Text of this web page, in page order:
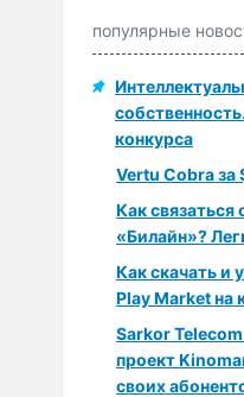
популярные
конкурса
Vertu Cobra
Как связаться
«Билайн»?
Как скачать и
Play Market на
Sarkor Telecom
проект
своих